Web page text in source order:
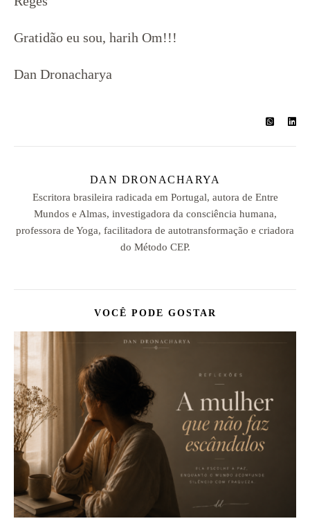
Gratidão eu sou, harih Om!!!
Dan Dronacharya
DAN DRONACHARYA
Escritora brasileira radicada em Portugal, autora de Entre
Mundos e Almas, investigadora da consciência humana,
professora de Yoga, facilitadora de autotransformação e criadora
do Método CEP.
VOCÊ PODE GOSTAR